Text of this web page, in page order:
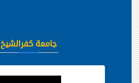
جامعة كفرالشيخ